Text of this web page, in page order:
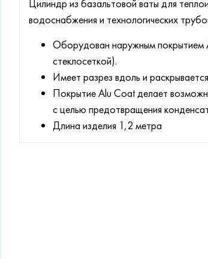
Цилиндр из базальтовой ваты для
водоснабжения и технологических
Оборудован наружным покрытием
стеклосеткой).
Имеет разрез вдоль и
Покрытие Alu Coat делает
с целью предотвращения
Длина изделия 1,2 метра